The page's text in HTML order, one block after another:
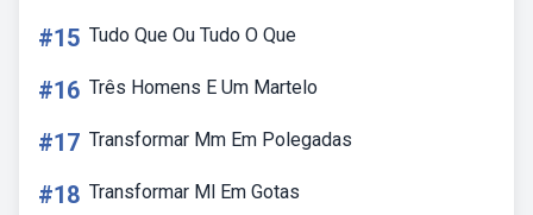
#15 Tudo Que Ou Tudo O Que
#16 Três Homens E Um Martelo
#17 Transformar Mm Em Polegadas
#18 Transformar Ml Em Gotas